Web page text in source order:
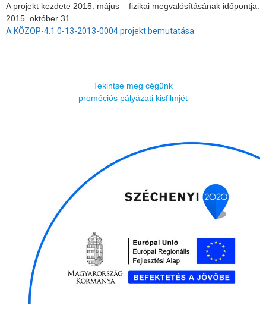
A projekt kezdete 2015. május – fizikai megvalósításának időpontja:
2015. október 31.
A KÖZOP-4.1.0-13-2013-0004 projekt bemutatása
Tekintse meg cégünk
promóciós pályázati kisfilmjét